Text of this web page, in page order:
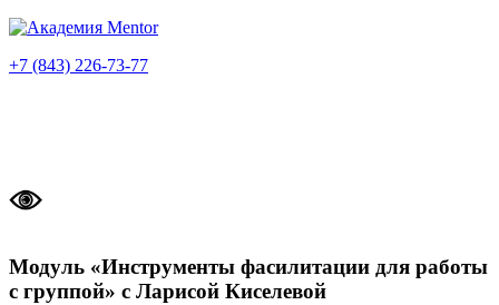
+7 (843) 226-73-77
Модуль «Инструменты фасилитации для работы
с группой» с Ларисой Киселевой